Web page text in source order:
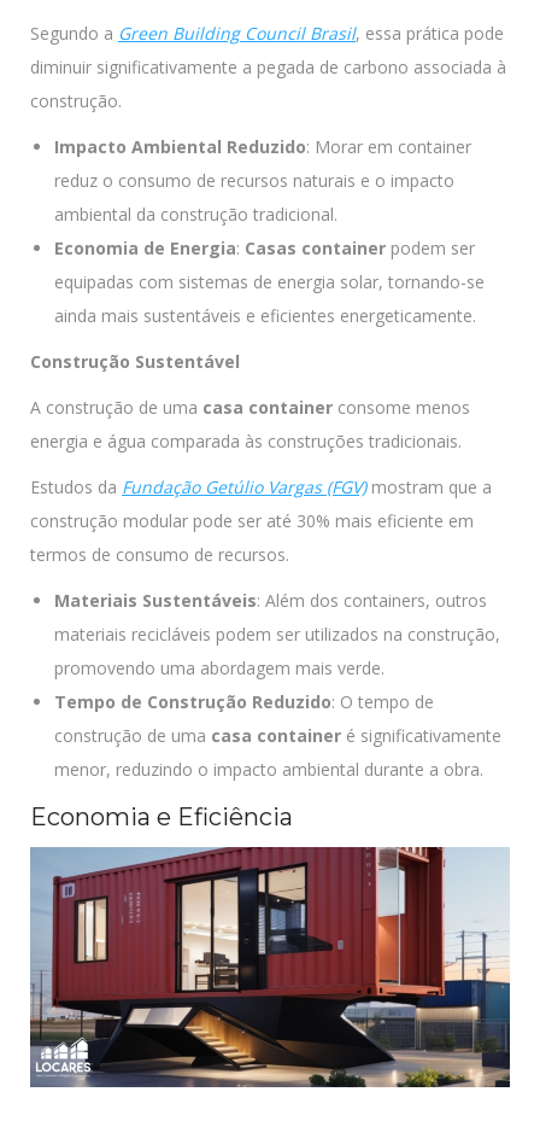
Segundo a Green Building Council Brasil, essa prática pode
diminuir significativamente a pegada de carbono associada à
construção.
Impacto Ambiental Reduzido: Morar em container
reduz o consumo de recursos naturais e o impacto
ambiental da construção tradicional.
Economia de Energia: Casas container podem ser
equipadas com sistemas de energia solar, tornando-se
ainda mais sustentáveis e eficientes energeticamente.
Construção Sustentável
A construção de uma casa container consome menos
energia e água comparada às construções tradicionais.
Estudos da Fundação Getúlio Vargas (FGV)mostram que a
construção modular pode ser até 30% mais eficiente em
termos de consumo de recursos.
Materiais Sustentáveis: Além dos containers, outros
materiais recicláveis podem ser utilizados na construção,
promovendo uma abordagem mais verde.
Tempo de Construção Reduzido: O tempo de
construção de uma casa container é significativamente
menor, reduzindo o impacto ambiental durante a obra.
Economia e Eficiência